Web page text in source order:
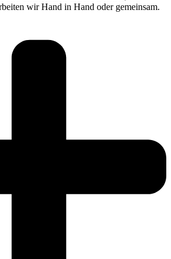
wir Hand in Hand oder gemeinsam.